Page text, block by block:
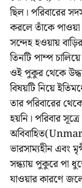
ছিল। পরিবারের
করলে তাঁকে
সন্দেহ হওয়ায়
তিনটি পাম্প
ওই পুকুর থেকে
বিষয়টি নিয়ে
তার পরিবারের
হয়নি। পরিবার
ভারসাম্যহীন এবং
সন্ধ্যায় পুকুরে পা
যাওয়ার কারণে